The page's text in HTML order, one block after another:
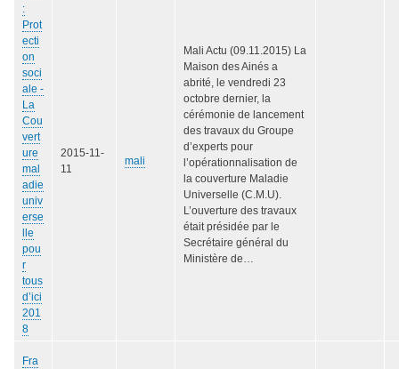
:
Prot
ecti
on
soci
ale -
La
Cou
vert
ure
mal
adie
univ
erse
lle
pou
r
tous
d’ici
201
8
2015-11-
11
mali
Mali Actu (09.11.2015) La
Maison des Ainés a
abrité, le vendredi 23
octobre dernier, la
cérémonie de lancement
des travaux du Groupe
d’experts pour
l’opérationnalisation de
la couverture Maladie
Universelle (C.M.U).
L’ouverture des travaux
était présidée par le
Secrétaire général du
Ministère de…
Fra